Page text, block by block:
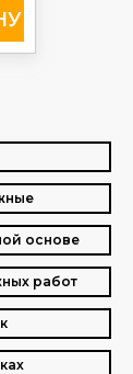
основе
работ